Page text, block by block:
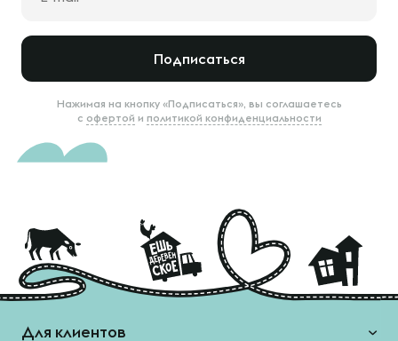
Подписаться
Нажимая на кнопку «Подписаться», вы соглашаетесь
с офертой и политикой конфиденциальности
Для клиентов